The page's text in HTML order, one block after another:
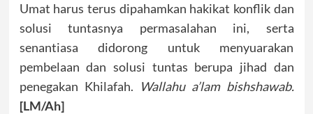
Umat harus terus dipahamkan hakikat konflik dan
solusi tuntasnya permasalahan ini, serta
senantiasa didorong untuk menyuarakan
pembelaan dan solusi tuntas berupa jihad dan
penegakan Khilafah. Wallahu a’lam bishshawab.
[LM/Ah]